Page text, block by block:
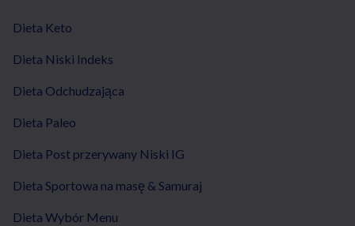
Dieta Keto
Dieta Niski Indeks
Dieta Odchudzająca
Dieta Paleo
Dieta Post przerywany Niski IG
Dieta Sportowa na masę & Samuraj
Dieta Wybór Menu